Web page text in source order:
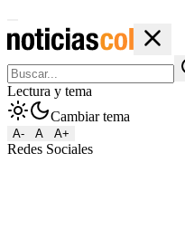
Lectura y tema
Cambiar tema
A- A A+
Redes Sociales